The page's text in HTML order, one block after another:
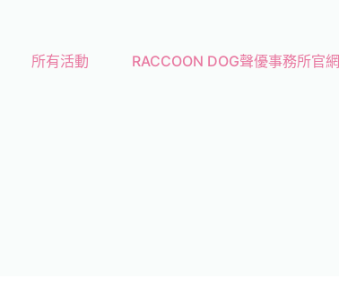
所有活動 RACCOON DOG聲優事務所官網